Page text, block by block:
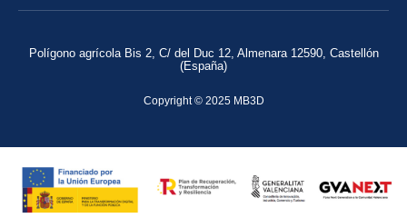
Polígono agrícola Bis 2, C/ del Duc 12, Almenara 12590, Castellón
(España)
Copyright © 2025 MB3D